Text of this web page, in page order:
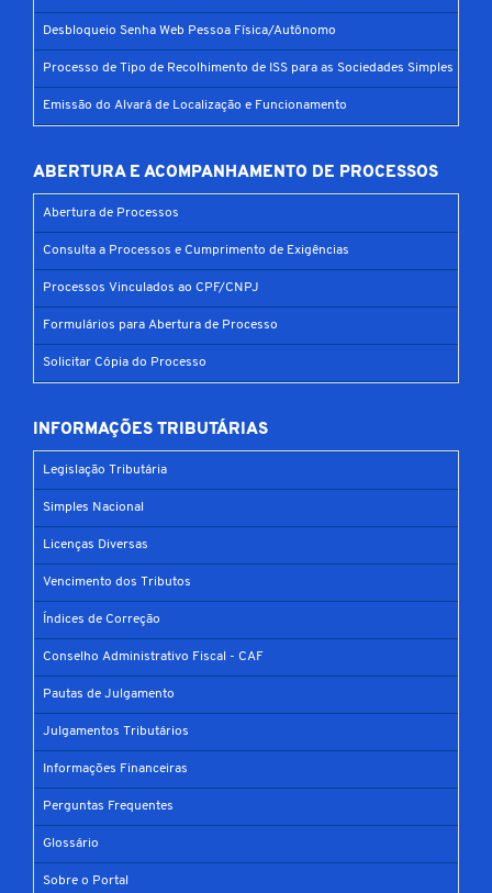
Desbloqueio Senha Web Pessoa Física/Autônomo
Processo de Tipo de Recolhimento de ISS para as Sociedades Simples
Emissão do Alvará de Localização e Funcionamento
ABERTURA E ACOMPANHAMENTO DE PROCESSOS
Abertura de Processos
Consulta a Processos e Cumprimento de Exigências
Processos Vinculados ao CPF/CNPJ
Formulários para Abertura de Processo
Solicitar Cópia do Processo
INFORMAÇÕES TRIBUTÁRIAS
Legislação Tributária
Simples Nacional
Licenças Diversas
Vencimento dos Tributos
Índices de Correção
Conselho Administrativo Fiscal - CAF
Pautas de Julgamento
Julgamentos Tributários
Informações Financeiras
Perguntas Frequentes
Glossário
Sobre o Portal